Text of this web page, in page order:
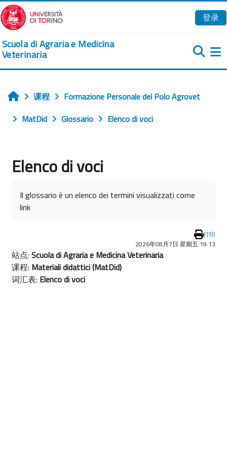
跳到主要内容
登录
Scuola di Agraria e Medicina
Veterinaria
首页课程
Formazione Personale del Polo Agrovet
MatDid
Glossario Elenco di voci
Elenco di voci
Il glossario è un elenco dei termini visualizzati come
link
打印
2026年08月7日 星期五 19:13
站点: Scuola di Agraria e Medicina Veterinaria
课程: Materiali didattici (MatDid)
词汇表: Elenco di voci